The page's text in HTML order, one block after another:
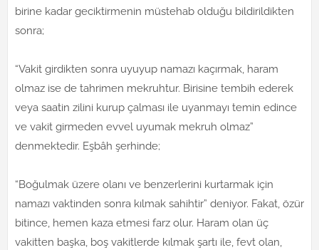
birine kadar geciktirmenin müstehab olduğu bildirildikten
sonra;
“Vakit girdikten sonra uyuyup namazı kaçırmak, haram
olmaz ise de tahrimen mekruhtur. Birisine tembih ederek
veya saatin zilini kurup çalması ile uyanmayı temin edince
ve vakit girmeden evvel uyumak mekruh olmaz”
denmektedir. Eşbâh şerhinde;
“Boğulmak üzere olanı ve benzerlerini kurtarmak için
namazı vaktinden sonra kılmak sahihtir” deniyor. Fakat, özür
bitince, hemen kaza etmesi farz olur. Haram olan üç
vakitten başka, boş vakitlerde kılmak şartı ile, fevt olan,